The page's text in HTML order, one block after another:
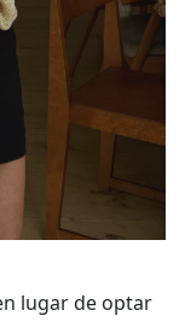
lugar de optar